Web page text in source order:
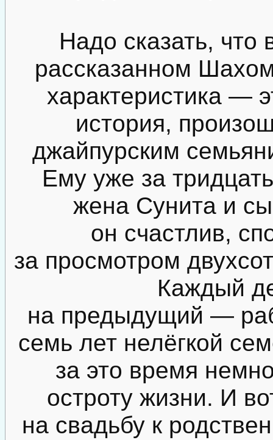
Надо сказать,
рассказанном
характеристика —
история,
джайпурским
Ему уже за
жена Сунита и
он счастлив,
за просмотром
Каждый
на предыдущий —
семь лет нелёгкой
за это время
остроту жизни. И
на свадьбу к